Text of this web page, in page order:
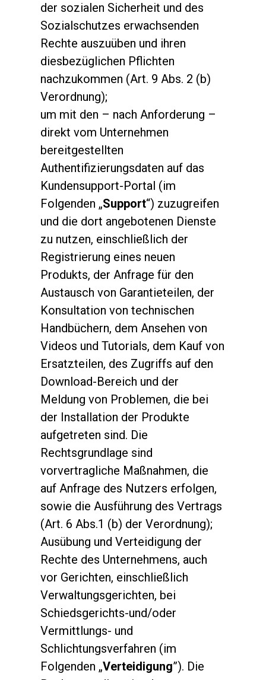
der sozialen Sicherheit und des
Sozialschutzes erwachsenden
Rechte auszuüben und ihren
diesbezüglichen Pflichten
nachzukommen (Art. 9 Abs. 2 (b)
Verordnung);
um mit den – nach Anforderung –
direkt vom Unternehmen
bereitgestellten
Authentifizierungsdaten auf das
Kundensupport-Portal (im
Folgenden „Support“) zuzugreifen
und die dort angebotenen Dienste
zu nutzen, einschließlich der
Registrierung eines neuen
Produkts, der Anfrage für den
Austausch von Garantieteilen, der
Konsultation von technischen
Handbüchern, dem Ansehen von
Videos und Tutorials, dem Kauf von
Ersatzteilen, des Zugriffs auf den
Download-Bereich und der
Meldung von Problemen, die bei
der Installation der Produkte
aufgetreten sind. Die
Rechtsgrundlage sind
vorvertragliche Maßnahmen, die
auf Anfrage des Nutzers erfolgen,
sowie die Ausführung des Vertrags
(Art. 6 Abs.1 (b) der Verordnung);
Ausübung und Verteidigung der
Rechte des Unternehmens, auch
vor Gerichten, einschließlich
Verwaltungsgerichten, bei
Schiedsgerichts-und/oder
Vermittlungs- und
Schlichtungsverfahren (im
Folgenden „Verteidigung”). Die